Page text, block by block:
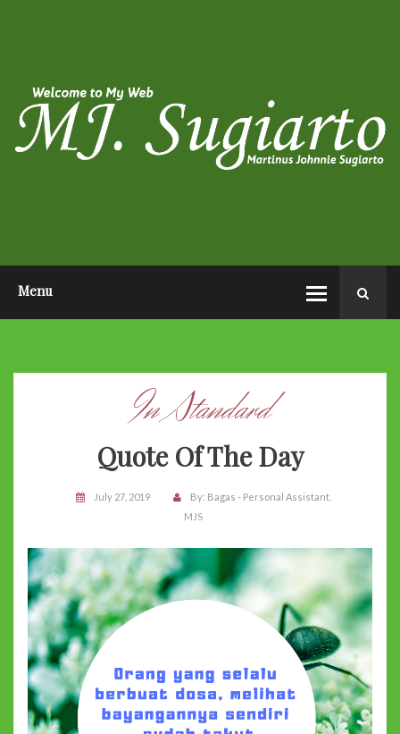
Menu
PHOTO POST
VIDEO POST
In Standard
Quote Of The Day
July 27, 2019 By: Bagas - Personal Assistant.
MJS